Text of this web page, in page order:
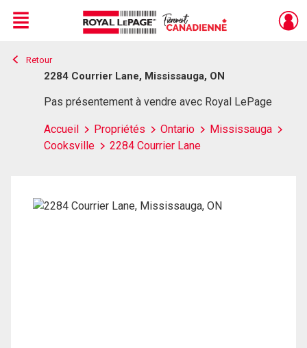
Live
En Direct
Menu
Retour
2284 Courrier Lane, Mississauga, ON
Pas présentement à vendre avec Royal LePage
Accueil Propriétés Ontario
Mississauga
Cooksville
2284 Courrier Lane